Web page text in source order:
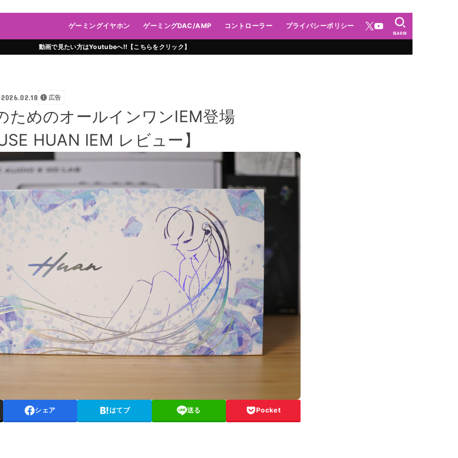
ゲーミングイヤホン ゲーミングDAC/AMP コントローラー プライバシーポリシー
SEARCH
動画で見たい方はYoutubeへ!!【こちらをクリック】
2026.02.18 広告
ためのオールインワンIEM登場
HUAN IEM レビュー】
シェア はてブ 送る Pocket